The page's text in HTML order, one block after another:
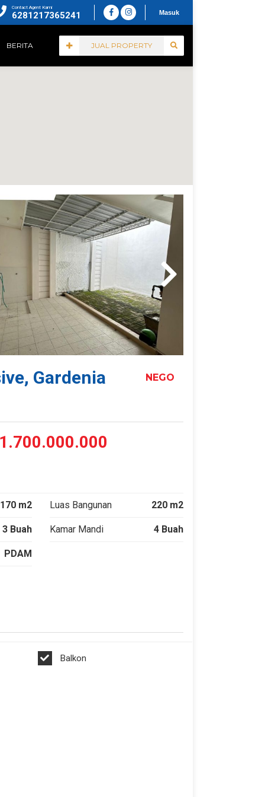
Contact Agent Kami
6281217365241 Masuk
JUAL PROPERTY
BERITA
Gardenia NEGO
170 m2 Luas Bangunan 220 m2
3 Buah Kamar Mandi 4 Buah
PDAM
Balkon